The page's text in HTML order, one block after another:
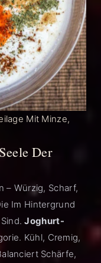
Mit Minze,
Der
– Würzig, Scharf,
Im Hintergrund
Sind.Joghurt-
Kühl, Cremig,
Schärfe,